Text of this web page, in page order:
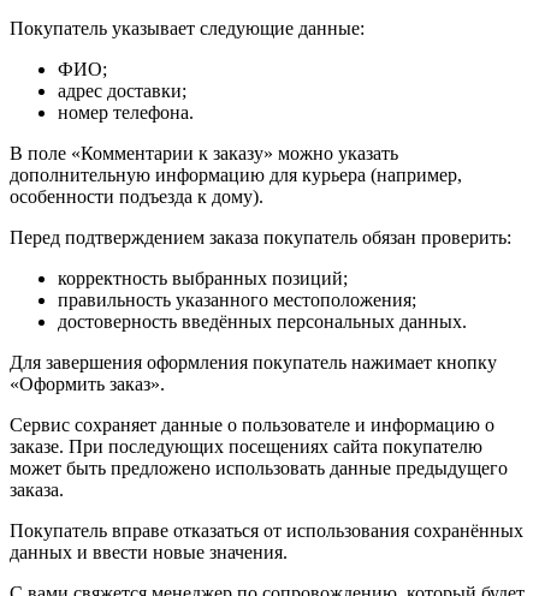
Покупатель указывает следующие данные:
ФИО;
адрес доставки;
номер телефона.
В поле «Комментарии к заказу» можно указать
дополнительную информацию для курьера (например,
особенности подъезда к дому).
Перед подтверждением заказа покупатель обязан проверить:
корректность выбранных позиций;
правильность указанного местоположения;
достоверность введённых персональных данных.
Для завершения оформления покупатель нажимает кнопку
«Оформить заказ».
Сервис сохраняет данные о пользователе и информацию о
заказе. При последующих посещениях сайта покупателю
может быть предложено использовать данные предыдущего
заказа.
Покупатель вправе отказаться от использования сохранённых
данных и ввести новые значения.